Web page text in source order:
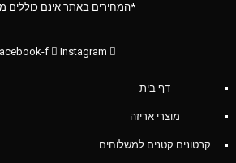
*המחירים באתר אינם כוללים
Facebook-f Instagram
דף בית
מוצרי אריזה
קרטונים קטנים למשלוחים